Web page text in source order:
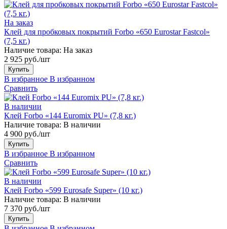
На заказ
Клей для пробковых покрытий Forbo «650 Eurostar Fastcol»
(7,5 кг.)
Наличие товара: На заказ
2 925 руб./шт
Купить
В избранное В избранном
Сравнить
В наличии
Клей Forbo «144 Euromix PU» (7,8 кг.)
Наличие товара: В наличии
4 900 руб./шт
Купить
В избранное В избранном
Сравнить
В наличии
Клей Forbo «599 Eurosafe Super» (10 кг.)
Наличие товара: В наличии
7 370 руб./шт
Купить